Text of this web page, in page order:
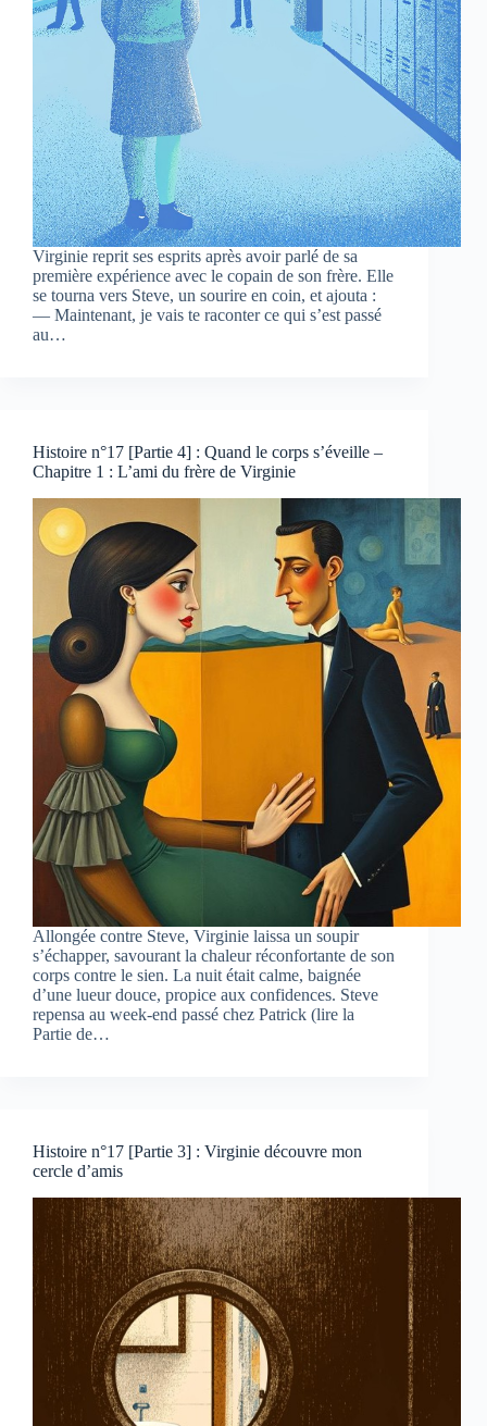
Virginie reprit ses esprits après avoir parlé de sa
première expérience avec le copain de son frère. Elle
se tourna vers Steve, un sourire en coin, et ajouta :
— Maintenant, je vais te raconter ce qui s’est passé
au…
Histoire n°17 [Partie 4] : Quand le corps s’éveille –
Chapitre 1 : L’ami du frère de Virginie
Allongée contre Steve, Virginie laissa un soupir
s’échapper, savourant la chaleur réconfortante de son
corps contre le sien. La nuit était calme, baignée
d’une lueur douce, propice aux confidences. Steve
repensa au week-end passé chez Patrick (lire la
Partie de…
Histoire n°17 [Partie 3] : Virginie découvre mon
cercle d’amis